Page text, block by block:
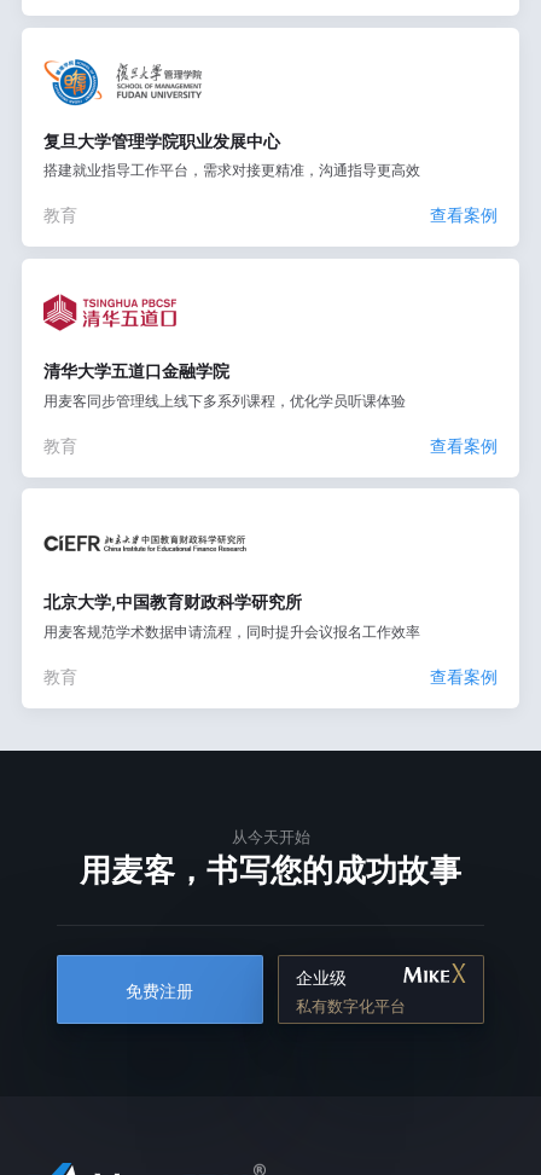
复旦大学管理学院职业发展中心
搭建就业指导工作平台，需求对接更精准，沟通指导更高效
教育 查看案例
清华大学五道口金融学院
用麦客同步管理线上线下多系列课程，优化学员听课体验
教育 查看案例
北京大学,中国教育财政科学研究所
用麦客规范学术数据申请流程，同时提升会议报名工作效率
教育 查看案例
从今天开始
用麦客，书写您的成功故事
免费注册
企业级
私有数字化平台